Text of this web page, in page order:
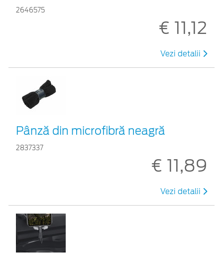
2646575
€ 11,12
Vezi detalii
Pânză din microfibră neagră
2837337
€ 11,89
Vezi detalii